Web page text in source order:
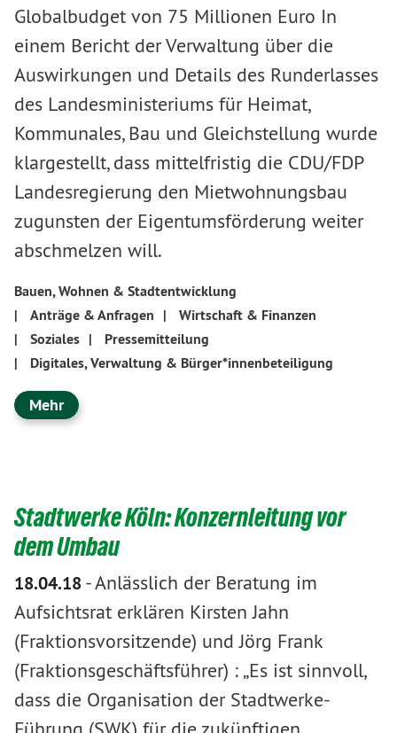
Globalbudget von 75 Millionen Euro In
einem Bericht der Verwaltung über die
Auswirkungen und Details des Runderlasses
des Landesministeriums für Heimat,
Kommunales, Bau und Gleichstellung wurde
klargestellt, dass mittelfristig die CDU/FDP
Landesregierung den Mietwohnungsbau
zugunsten der Eigentumsförderung weiter
abschmelzen will.
Bauen, Wohnen & Stadtentwicklung
|
Anträge & Anfragen |
Wirtschaft & Finanzen
|
Soziales |
Pressemitteilung
|
Digitales, Verwaltung & Bürger*innenbeteiligung
Mehr
Stadtwerke Köln: Konzernleitung vor
dem Umbau
18.04.18-Anlässlich der Beratung im
Aufsichtsrat erklären Kirsten Jahn
(Fraktionsvorsitzende) und Jörg Frank
(Fraktionsgeschäftsführer) : „Es ist sinnvoll,
dass die Organisation der Stadtwerke-